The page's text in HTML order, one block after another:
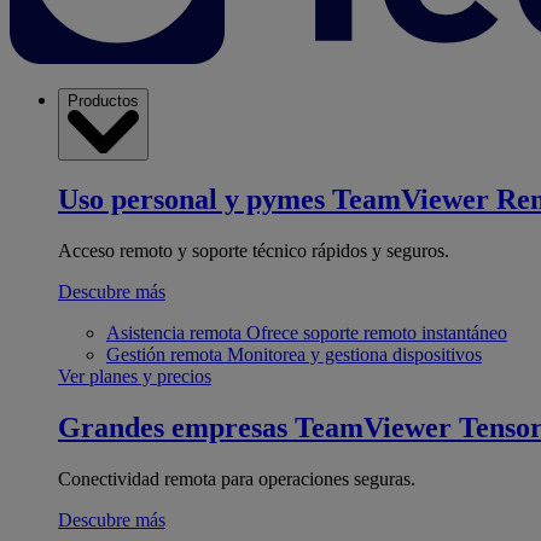
Productos
Uso personal y pymes TeamViewer
Acceso remoto y soporte técnico rápidos y seguros.
Descubre más
Asistencia remota Ofrece soporte remoto instantáneo
Gestión remota Monitorea y gestiona dispositivos
Ver planes y precios
Grandes empresas TeamViewer Tensor
Conectividad remota para operaciones seguras.
Descubre más